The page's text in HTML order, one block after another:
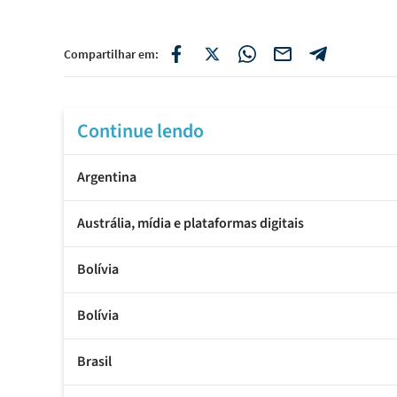
Compartilhar em:
Continue lendo
Argentina
Austrália, mídia e plataformas digitais
Bolívia
Bolívia
Brasil